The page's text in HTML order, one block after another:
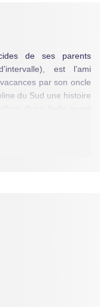
de ses parents
est l’ami
par son oncle
du Sud une histoire
lorsqu’elle a voulu